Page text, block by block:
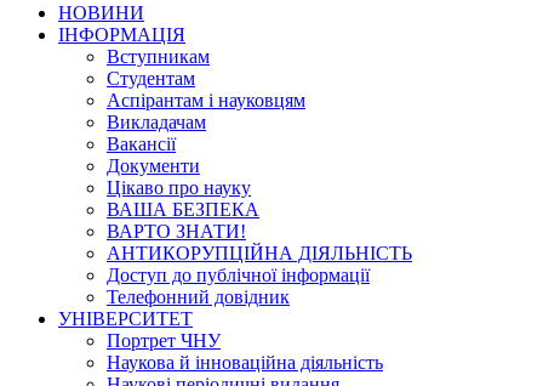
НОВИНИ
ІНФОРМАЦІЯ
Вступникам
Студентам
Аспірантам і науковцям
Викладачам
Вакансії
Документи
Цікаво про науку
ВАША БЕЗПЕКА
ВАРТО ЗНАТИ!
АНТИКОРУПЦІЙНА ДІЯЛЬНІСТЬ
Доступ до публічної інформації
Телефонний довідник
УНІВЕРСИТЕТ
Портрет ЧНУ
Наукова й інноваційна діяльність